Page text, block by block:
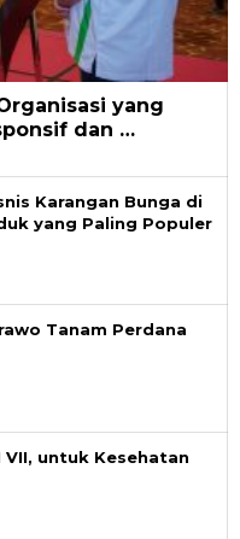
yang
dan …
Karangan Bunga di
yang Paling Populer
Tanam Perdana
VII, untuk Kesehatan